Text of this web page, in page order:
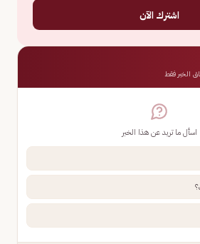
اشترك الآن
الخبر فقط
اسأل ما تريد عن هذا الخبر